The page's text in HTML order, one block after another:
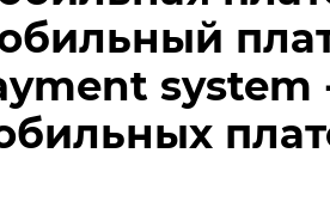
system